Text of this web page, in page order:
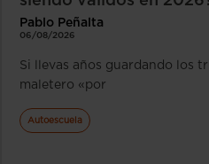
Pablo Peñalta
06/08/2026
Si llevas años guardando los
maletero «por
Autoescuela